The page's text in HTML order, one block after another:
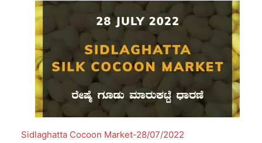
Sidlaghatta Cocoon Market-28/07/2022